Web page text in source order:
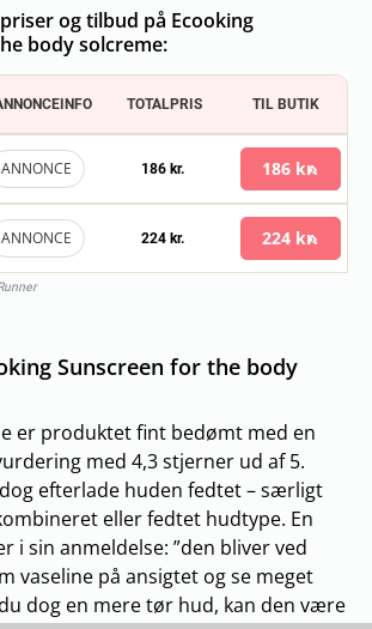
og tilbud på Ecooking
body solcreme:
TOTALPRIS TIL BUTIK
ANNONCE 186 kr. 186 kr.
ANNONCE 224 kr. 224 kr.
Sunscreen for the body
er produktet fint bedømt med en
med 4,3 stjerner ud af 5.
efterlade huden fedtet – særligt
eller fedtet hudtype. En
i sin anmeldelse: ”den bliver ved
vaseline på ansigtet og se meget
dog en mere tør hud, kan den være